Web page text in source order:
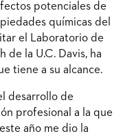
potenciales de
químicas del
el Laboratorio de
de la U.C. Davis, ha
tiene a su alcance.
desarrollo de
profesional a la que
año me dio la